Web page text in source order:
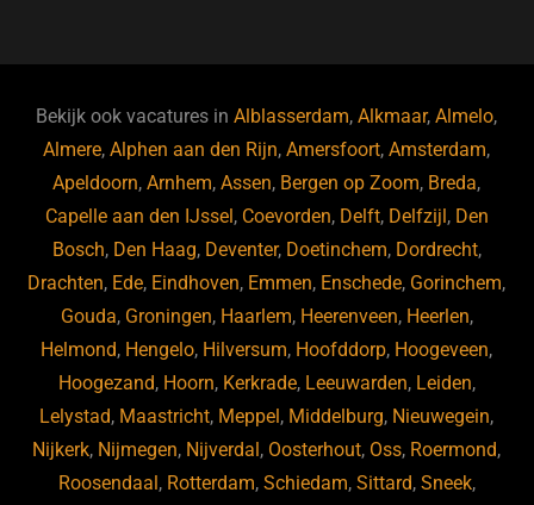
b
o
o
k
ky dI
n
Bekijk ook vacatures inAlblasserdam,Alkmaar,Almelo,
Almere,Alphen aan den Rijn,Amersfoort,Amsterdam,
Apeldoorn,Arnhem,Assen, Bergen op Zoom, Breda,
Capelle aan den IJssel, Coevorden, Delft, Delfzijl, Den
Bosch, Den Haag, Deventer, Doetinchem, Dordrecht,
Drachten, Ede, Eindhoven, Emmen, Enschede, Gorinchem,
Gouda, Groningen, Haarlem, Heerenveen, Heerlen,
Helmond, Hengelo, Hilversum, Hoofddorp, Hoogeveen,
Hoogezand, Hoorn, Kerkrade, Leeuwarden, Leiden,
Lelystad, Maastricht, Meppel, Middelburg, Nieuwegein,
Nijkerk, Nijmegen, Nijverdal, Oosterhout, Oss, Roermond,
Roosendaal, Rotterdam, Schiedam, Sittard, Sneek,